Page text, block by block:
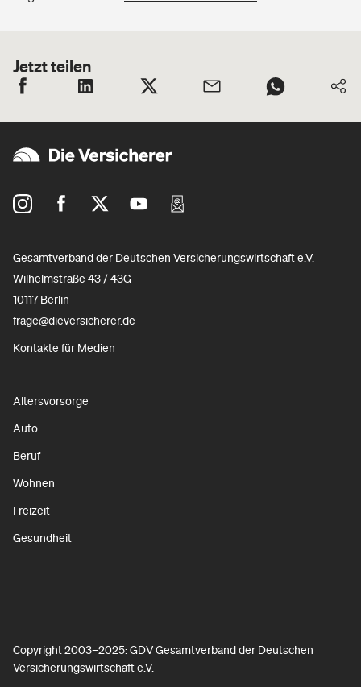
Jetzt teilen
Gesamtverband der Deutschen Versicherungswirtschaft e.V.
Wilhelmstraße 43 / 43G
10117 Berlin
frage@dieversicherer.de
Kontakte für Medien
Altersvorsorge
Auto
Beruf
Wohnen
Freizeit
Gesundheit
Copyright 2003–2025: GDV Gesamtverband der Deutschen
Versicherungswirtschaft e.V.